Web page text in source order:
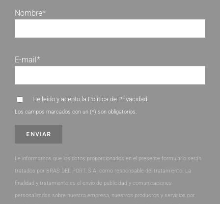
Nombre*
E-mail*
He leído y acepto la Política de Privacidad.
Los campos marcados con un (*) son obligatorios.
Le informamos que los datos proporcionados en el presente formulario serán
tratados por BRAS DEL PORT, S.A. como responsable del tratamiento. La
finalidad y tratamiento es el envío de publicidad y comunicaciones
personalizadas sobre nuestra empresa, nuestros productos y servicios por